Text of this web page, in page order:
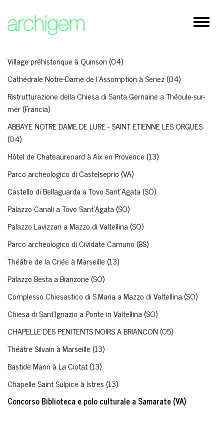
×
Residenziale
Istruzione / Sanità
Spazi pubblici
Rilievi
Lavori in corso
Village préhistorique à Quinson (04)
Cathédrale Notre-Dame de l'Assomption à Senez (04)
Ristrutturazione della Chiesa di Santa Gernaine a Théoule-sur-
mer (Francia)
ABBAYE NOTRE DAME DE LURE - SAINT ETIENNE LES ORGUES
(04)
Hôtel de Chateaurenard à Aix en Provence (13)
Parco archeologico di Castelseprio (VA)
Castello di Bellaguarda a Tovo Sant'Agata (SO)
Palazzo Canali a Tovo Sant'Agata (SO)
Palazzo Lavizzari a Mazzo di Valtellina (SO)
Parco archeologico di Cividate Camuno (BS)
Théâtre de la Criée à Marseille (13)
Palazzo Besta a Bianzone (SO)
Complesso Chiesastico di S.Maria a Mazzo di Valtellina (SO)
Chiesa di Sant'Ignazio a Ponte in Valtellina (SO)
CHAPELLE DES PENITENTS NOIRS A BRIANCON (05)
Théâtre Silvain à Marseille (13)
Bastide Marin à La Ciotat (13)
Chapelle Saint Sulpice à Istres (13)
Concorso Biblioteca e polo culturale a Samarate (VA)